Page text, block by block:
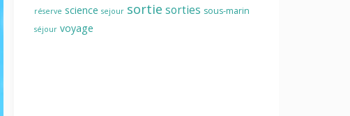
réserve science sejour sortie sorties sous-marin
séjour voyage